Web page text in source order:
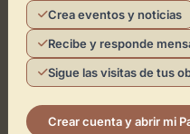
Toca el
Crea eventos y noticias
Recibe y responde
Sigue las visitas de tus
Crear cuenta y abrir mi